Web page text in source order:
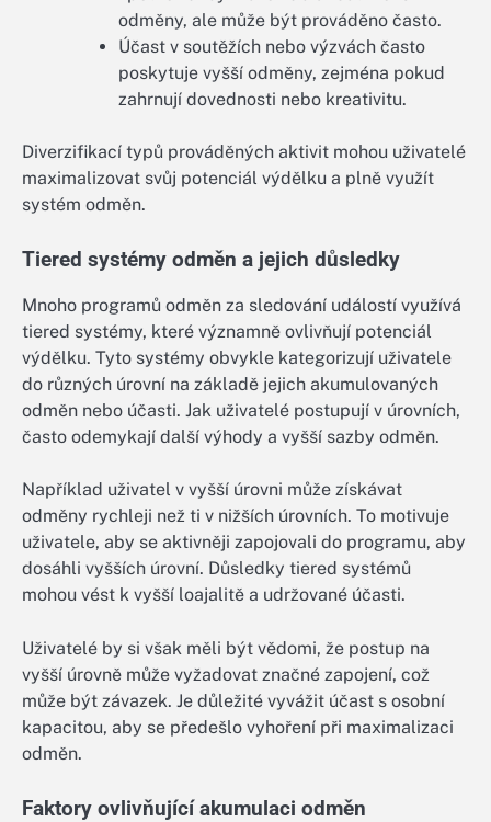
odměny, ale může být prováděno často.
Účast v soutěžích nebo výzvách často
poskytuje vyšší odměny, zejména pokud
zahrnují dovednosti nebo kreativitu.
Diverzifikací typů prováděných aktivit mohou uživatelé
maximalizovat svůj potenciál výdělku a plně využít
systém odměn.
Tiered systémy odměn a jejich důsledky
Mnoho programů odměn za sledování událostí využívá
tiered systémy, které významně ovlivňují potenciál
výdělku. Tyto systémy obvykle kategorizují uživatele
do různých úrovní na základě jejich akumulovaných
odměn nebo účasti. Jak uživatelé postupují v úrovních,
často odemykají další výhody a vyšší sazby odměn.
Například uživatel v vyšší úrovni může získávat
odměny rychleji než ti v nižších úrovních. To motivuje
uživatele, aby se aktivněji zapojovali do programu, aby
dosáhli vyšších úrovní. Důsledky tiered systémů
mohou vést k vyšší loajalitě a udržované účasti.
Uživatelé by si však měli být vědomi, že postup na
vyšší úrovně může vyžadovat značné zapojení, což
může být závazek. Je důležité vyvážit účast s osobní
kapacitou, aby se předešlo vyhoření při maximalizaci
odměn.
Faktory ovlivňující akumulaci odměn